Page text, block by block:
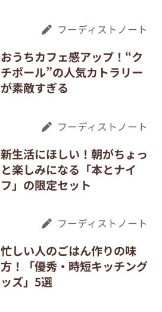
フーディストノート
おうちカフェ感アップ！“ク
チポール”の人気カトラリー
が素敵すぎる
フーディストノート
新生活にほしい！朝がちょっ
と楽しみになる「本とナイ
フ」の限定セット
フーディストノート
忙しい人のごはん作りの味
方！「優秀・時短キッチング
ッズ」5選